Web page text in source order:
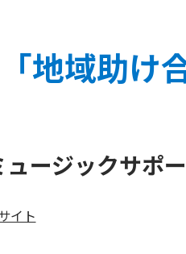
「地域助
ージックサポ
イト